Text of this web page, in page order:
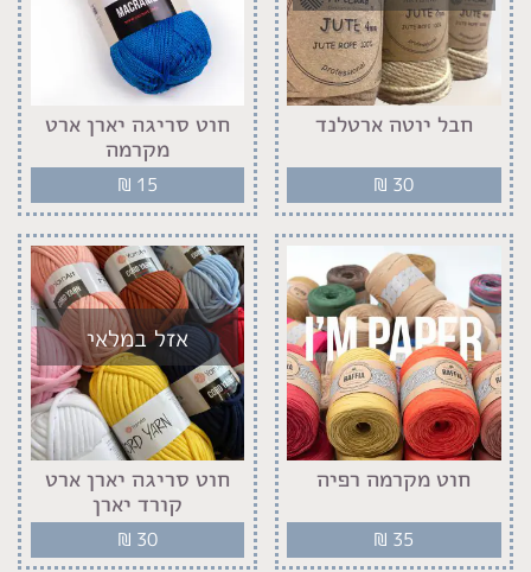
חבל יוטה ארטלנד
₪ 30
חוט סריגה יארן ארט
מקרמה
₪ 15
חוט מקרמה רפיה
₪ 35
אזל במלאי
חוט סריגה יארן ארט
קורד יארן
₪ 30